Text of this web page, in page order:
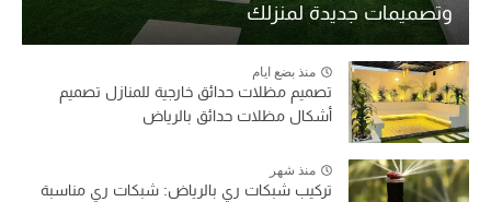
وتصميمات جديدة لمنزلك
منذ بضع ايام
تصميم مظلات حدائق خارجية للمنازل تصميم
أشكال مظلات حدائق بالرياض
منذ شهر
تركيب شبكات ري بالرياض: شبكات ري مناسبة